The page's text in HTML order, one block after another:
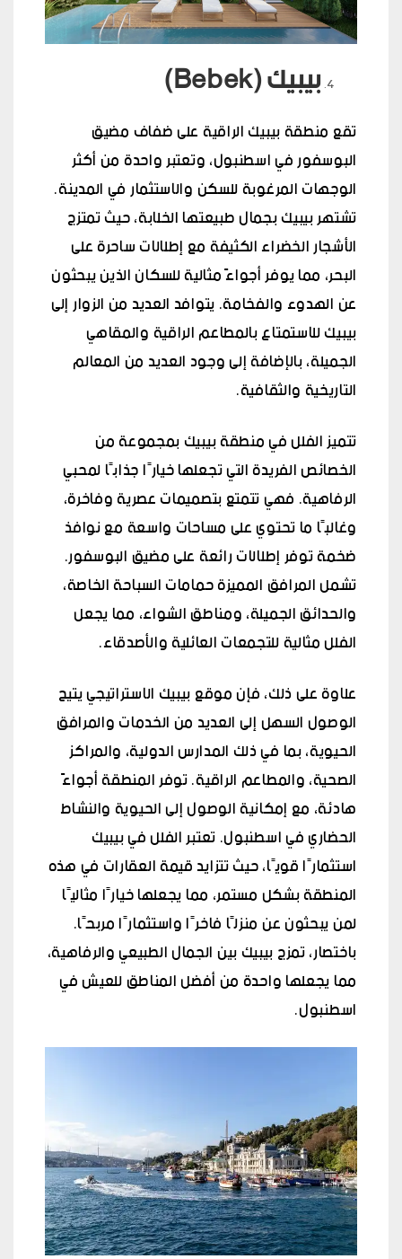
بيبيك (Bebek)
تقع منطقة بيبيك الراقية على ضفاف مضيق
البوسفور في اسطنبول، وتعتبر واحدة من أكثر
الوجهات المرغوبة للسكن والاستثمار في المدينة.
تشتهر بيبيك بجمال طبيعتها الخلابة، حيث تمتزج
الأشجار الخضراء الكثيفة مع إطلالات ساحرة على
البحر، مما يوفر أجواءً مثالية للسكان الذين يبحثون
عن الهدوء والفخامة. يتوافد العديد من الزوار إلى
بيبيك للاستمتاع بالمطاعم الراقية والمقاهي
الجميلة، بالإضافة إلى وجود العديد من المعالم
التاريخية والثقافية.
تتميز الفلل في منطقة بيبيك بمجموعة من
الخصائص الفريدة التي تجعلها خيارًا جذابًا لمحبي
الرفاهية. فهي تتمتع بتصميمات عصرية وفاخرة،
وغالبًا ما تحتوي على مساحات واسعة مع نوافذ
ضخمة توفر إطلالات رائعة على مضيق البوسفور.
تشمل المرافق المميزة حمامات السباحة الخاصة،
والحدائق الجميلة، ومناطق الشواء، مما يجعل
الفلل مثالية للتجمعات العائلية والأصدقاء.
علاوة على ذلك، فإن موقع بيبيك الاستراتيجي يتيح
الوصول السهل إلى العديد من الخدمات والمرافق
الحيوية، بما في ذلك المدارس الدولية، والمراكز
الصحية، والمطاعم الراقية. توفر المنطقة أجواءً
هادئة، مع إمكانية الوصول إلى الحيوية والنشاط
الحضاري في اسطنبول. تعتبر الفلل في بيبيك
استثمارًا قويًا، حيث تتزايد قيمة العقارات في هذه
المنطقة بشكل مستمر، مما يجعلها خيارًا مثاليًا
لمن يبحثون عن منزلًا فاخرًا واستثمارًا مربحًا.
باختصار، تمزج بيبيك بين الجمال الطبيعي والرفاهية،
مما يجعلها واحدة من أفضل المناطق للعيش في
اسطنبول.